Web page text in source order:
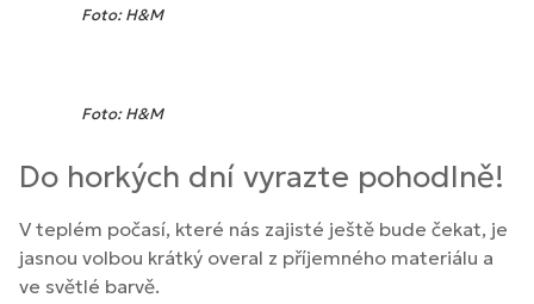
Foto: H&M
Foto: H&M
Do horkých dní vyrazte pohodlně!
V teplém počasí, které nás zajisté ještě bude čekat, je
jasnou volbou krátký overal z příjemného materiálu a
ve světlé barvě.